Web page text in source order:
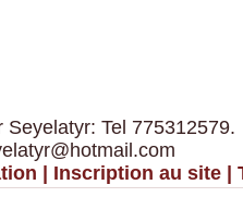
Tel 775312579.
Inscription au site